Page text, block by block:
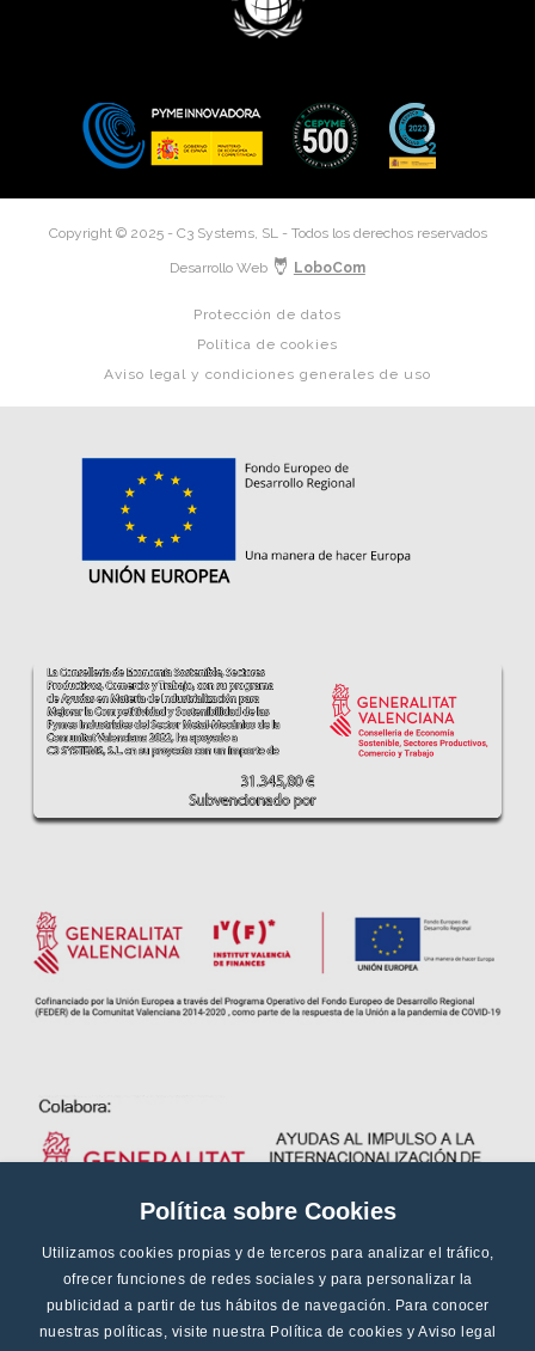
Política sobre Cookies
Utilizamos cookies propias y de terceros para analizar el tráfico,
ofrecer funciones de redes sociales y para personalizar la
publicidad a partir de tus hábitos de navegación. Para conocer
nuestras políticas, visite nuestra Política de cookies y Aviso legal
Copyright © 2025 - C3 Systems, SL - Todos los derechos reservados
Desarrollo Web LoboCom
Protección de datos
Política de cookies
Aviso legal y condiciones generales de uso